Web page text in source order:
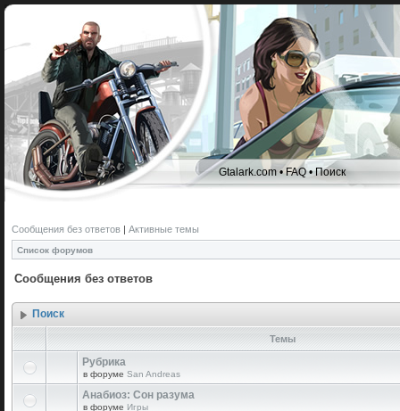
Gtalark.com •FAQ•Поиск
Сообщения без ответов | Активные темы
Список форумов
Сообщения без ответов
Поиск
Темы
Рубрика
в форуме San Andreas
Анабиоз: Сон разума
в форуме Игры